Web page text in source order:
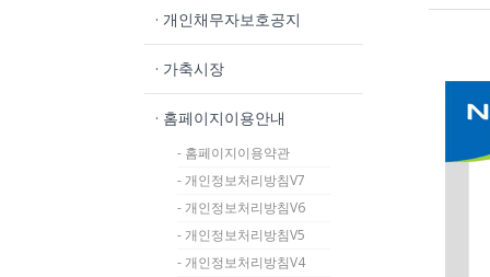
· 개인채무자보호공지
· 가축시장
· 홈페이지이용안내
- 홈페이지이용약관
- 개인정보처리방침V7
- 개인정보처리방침V6
- 개인정보처리방침V5
- 개인정보처리방침V4